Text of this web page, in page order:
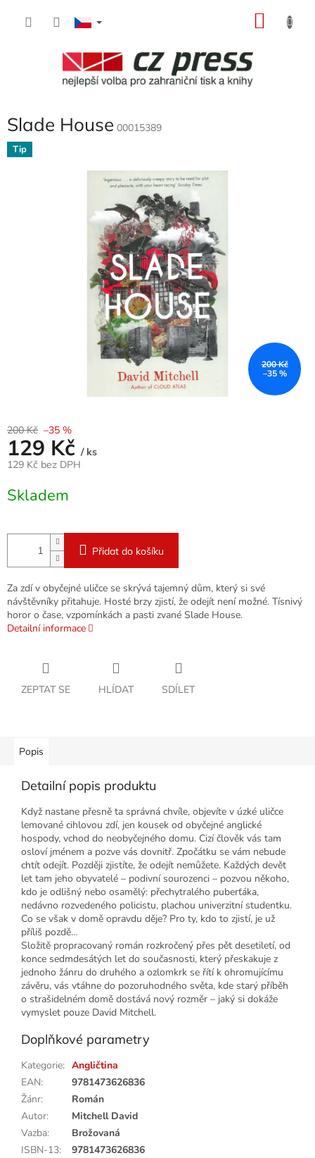
Slade House 00015389
Tip
200 Kč
–35 %
200 Kč –35 %
129 Kč / ks
129 Kč bez DPH
cena:
Skladem
Přidat do košíku
Za zdí v obyčejné uličce se skrývá tajemný dům, který si své
návštěvníky přitahuje. Hosté brzy zjistí, že odejít není možné. Tísnivý
horor o čase, vzpomínkách a pasti zvané Slade House.
Detailní informace
ZEPTAT SE HLÍDAT SDÍLET
Popis
Detailní popis produktu
Když nastane přesně ta správná chvíle, objevíte v úzké uličce
lemované cihlovou zdí, jen kousek od obyčejné anglické
hospody, vchod do neobyčejného domu. Cizí člověk vás tam
osloví jménem a pozve vás dovnitř. Zpočátku se vám nebude
chtít odejít. Později zjistíte, že odejít nemůžete. Každých devět
let tam jeho obyvatelé – podivní sourozenci – pozvou někoho,
kdo je odlišný nebo osamělý: přechytralého puberťáka,
nedávno rozvedeného policistu, plachou univerzitní studentku.
Co se však v domě opravdu děje? Pro ty, kdo to zjistí, je už
příliš pozdě…
Složitě propracovaný román rozkročený přes pět desetiletí, od
konce sedmdesátých let do současnosti, který přeskakuje z
jednoho žánru do druhého a ozlomkrk se řítí k ohromujícímu
závěru, vás vtáhne do pozoruhodného světa, kde starý příběh
o strašidelném domě dostává nový rozměr – jaký si dokáže
vymyslet pouze David Mitchell.
Doplňkové parametry
Kategorie: Angličtina
EAN:
9781473626836
Žánr:
Román
Autor:
Mitchell David
Vazba:
Brožovaná
ISBN-13: 9781473626836